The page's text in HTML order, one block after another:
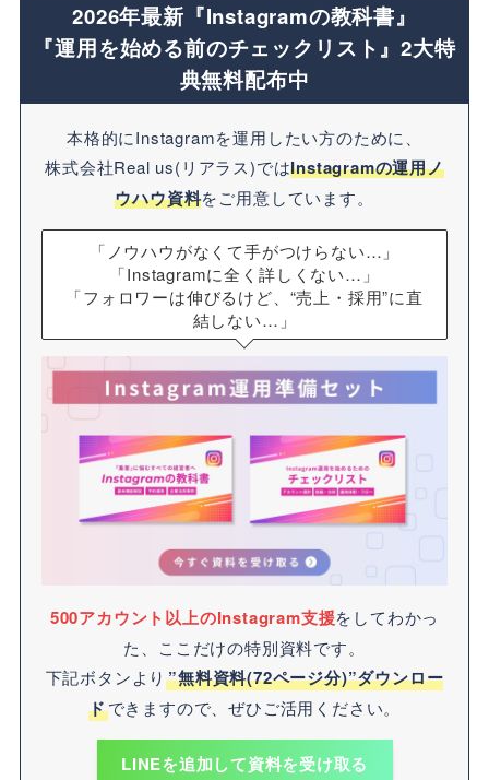
2026年最新『Instagramの教科書』
『運用を始める前のチェックリスト』2大特
典無料配布中
本格的にInstagramを運用したい方のために、
株式会社Real us(リアラス)ではInstagramの運用ノ
ウハウ資料をご用意しています。
「ノウハウがなくて手がつけらない…」
「Instagramに全く詳しくない…」
「フォロワーは伸びるけど、“売上・採用”に直
結しない…」
500アカウント以上のInstagram支援をしてわかっ
た、ここだけの特別資料です。
下記ボタンより”無料資料(72ページ分)”ダウンロー
ドできますので、ぜひご活用ください。
LINEを追加して資料を受け取る